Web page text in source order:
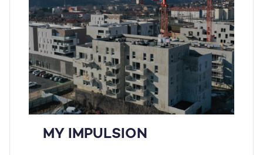
MY IMPULSION